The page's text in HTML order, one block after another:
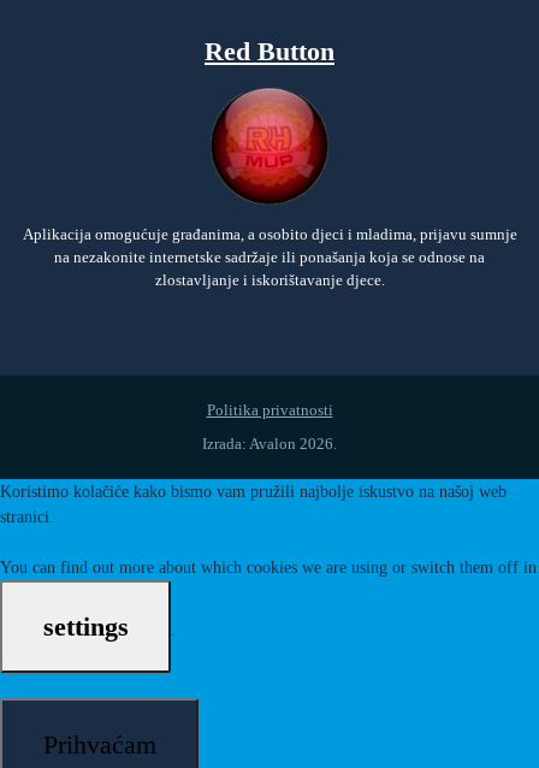
Red Button
Aplikacija omogućuje građanima, a osobito djeci i mladima, prijavu sumnje
na nezakonite internetske sadržaje ili ponašanja koja se odnose na
zlostavljanje i iskorištavanje djece.
Politika privatnosti
Izrada: Avalon 2026.
Koristimo kolačiće kako bismo vam pružili najbolje iskustvo na našoj web
stranici.
You can find out more about which cookies we are using or switch them off in
settings .
Prihvaćam